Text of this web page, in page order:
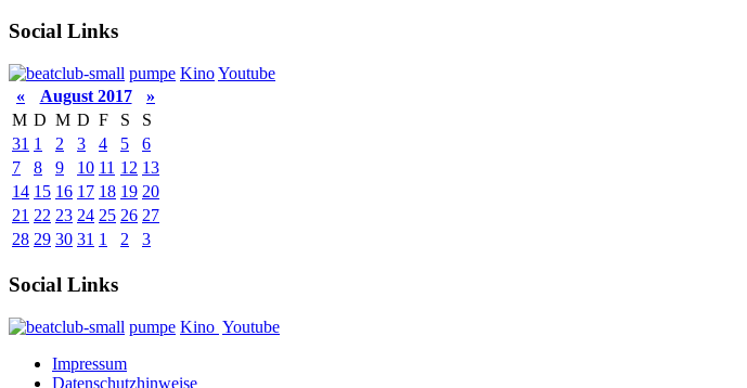
Social Links
pumpe KinoYoutube
«
August 2017
»
M D M D F S
S
31 1 2 3 4 5
6
7
8 9 10 11 12 13
14 15 16 17 18 19 20
21 22 23 24 25 26 27
28 29 30 31 1 2 3
Social Links
pumpe Kino Youtube
Impressum
Datenschutzhinweise